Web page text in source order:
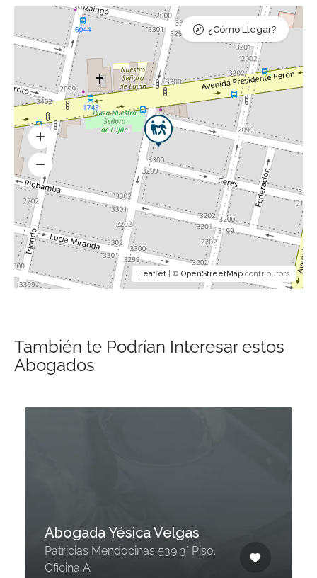
Leaflet | © OpenStreetMap contributors
¿Cómo Llegar?
También te Podrían Interesar estos
Abogados
Abogada Yésica Velgas
Patricias Mendocinas 539 3° Piso.
Oficina A